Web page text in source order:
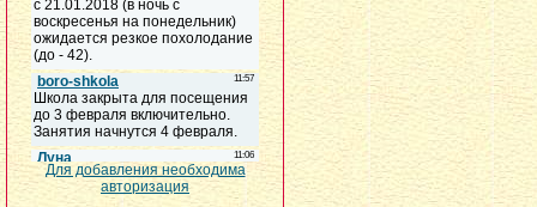
Для добавления необходима
авторизация